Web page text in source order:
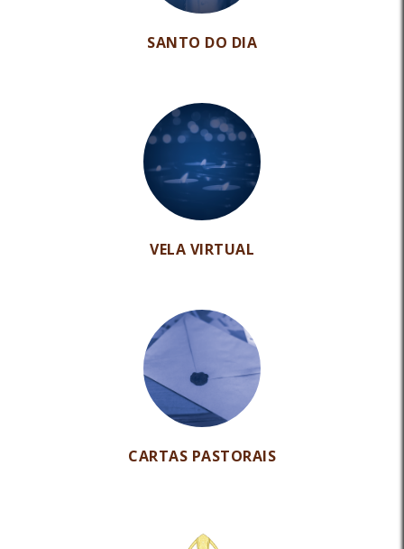
SANTO DO DIA
VELA VIRTUAL
CARTAS PASTORAIS